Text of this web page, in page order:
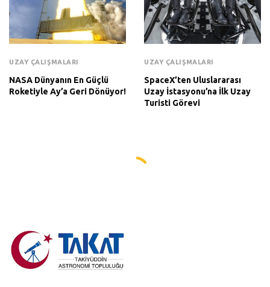
UZAY ÇALIŞMALARI
NASA Dünyanın En Güçlü
Roketiyle Ay’a Geri Dönüyor!
UZAY ÇALIŞMALARI
SpaceX’ten Uluslararası
Uzay İstasyonu’na İlk Uzay
Turisti Görevi